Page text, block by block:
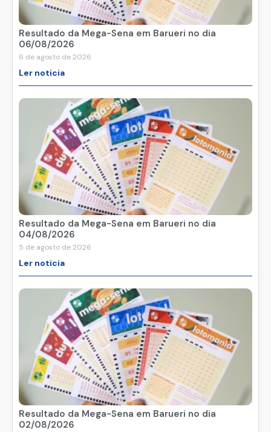
Resultado da Mega-Sena em Barueri no dia
06/08/2026
6 de agosto de 2026
Ler noticia
Resultado da Mega-Sena em Barueri no dia
04/08/2026
5 de agosto de 2026
Ler noticia
Resultado da Mega-Sena em Barueri no dia
02/08/2026